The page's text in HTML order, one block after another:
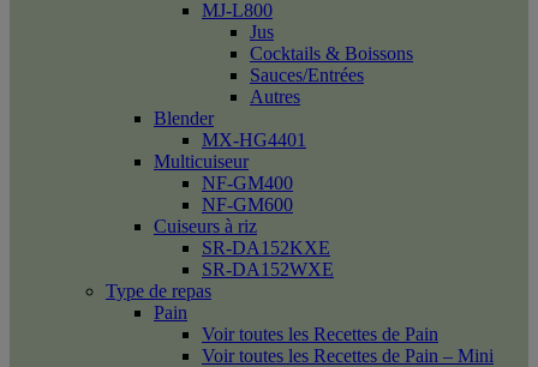
MJ-L800
Jus
Cocktails & Boissons
Sauces/Entrées
Autres
Blender
MX-HG4401
Multicuiseur
NF-GM400
NF-GM600
Cuiseurs à riz
SR-DA152KXE
SR-DA152WXE
Type de repas
Pain
Voir toutes les Recettes de Pain
Voir toutes les Recettes de Pain – Mini